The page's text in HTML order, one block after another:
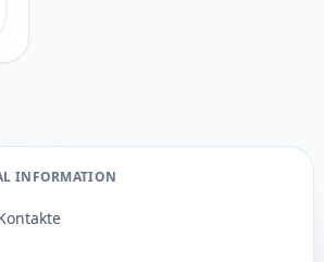
INFORMATION